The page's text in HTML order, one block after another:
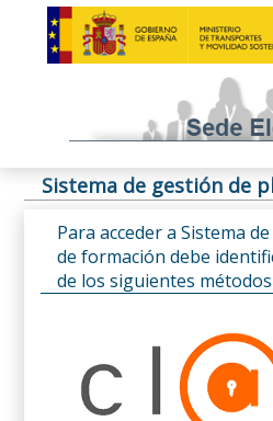
Sistema de gestión de
Para acceder a Sistema
de formación debe
de los siguientes métodos